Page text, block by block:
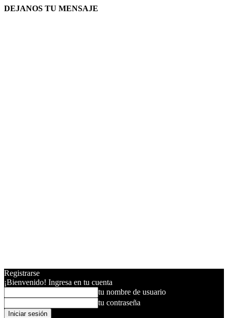
DEJANOS TU MENSAJE
Registrarse
¡Bienvenido! Ingresa en tu cuenta
tu nombre de usuario
tu contraseña